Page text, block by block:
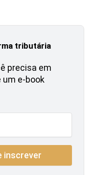
tributária
precisa em
um e-book